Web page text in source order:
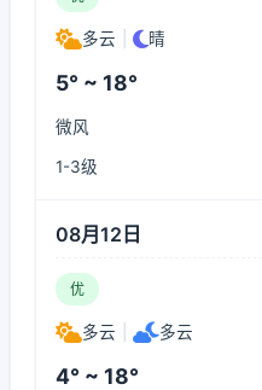
多云 晴
5° ~ 18°
微风
1-3级
08月12日
优
多云 多云
4° ~ 18°